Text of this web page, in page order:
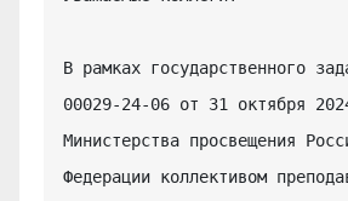
В рамках государственного
00029-24-06 от 31 октября
Министерства просвещения
Федерации коллективом